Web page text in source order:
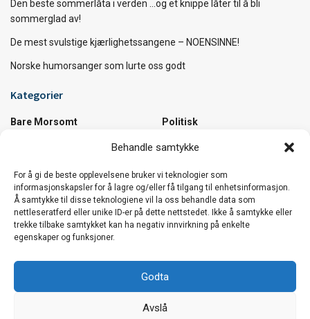
Behandle samtykke
For å gi de beste opplevelsene bruker vi teknologier som
informasjonskapsler for å lagre og/eller få tilgang til enhetsinformasjon.
Å samtykke til disse teknologiene vil la oss behandle data som
nettleseratferd eller unike ID-er på dette nettstedet. Ikke å samtykke eller
trekke tilbake samtykket kan ha negativ innvirkning på enkelte
egenskaper og funksjoner.
Godta
Avslå
Den beste sommerlåta i verden …og et knippe låter til å bli
sommerglad av!
De mest svulstige kjærlighetssangene – NOENSINNE!
Norske humorsanger som lurte oss godt
Kategorier
Bare Morsomt
Musikk
Politisk
Utrolige Steder
Vi håper du koser deg :)
Den beste sommerlåta i verden …og et knippe
De mest svulstige kjærlighetssangene –